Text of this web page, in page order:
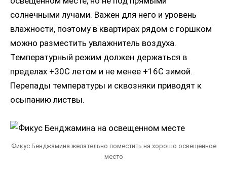
солнечными лучами. Важен для него и уровень
влажности, поэтому в квартирах рядом с горшком
можно разместить увлажнитель воздуха.
Температурный режим должен держаться в
пределах +30С летом и не менее +16С зимой.
Перепады температуры и сквозняки приводят к
осыпанию листвы.
Фикус Бенджамина желательно поместить на хорошо освещенное
место